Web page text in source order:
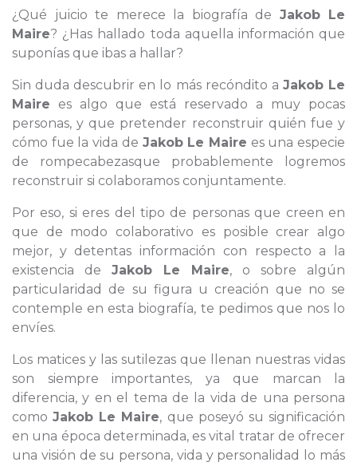
¿Qué juicio te merece la biografía de Jakob Le
Maire? ¿Has hallado toda aquella información que
suponías que ibas a hallar?
Sin duda descubrir en lo más recóndito a Jakob Le
Maire es algo que está reservado a muy pocas
personas, y que pretender reconstruir quién fue y
cómo fue la vida de Jakob Le Maire es una especie
de rompecabezasque probablemente logremos
reconstruir si colaboramos conjuntamente.
Por eso, si eres del tipo de personas que creen en
que de modo colaborativo es posible crear algo
mejor, y detentas información con respecto a la
existencia de Jakob Le Maire, o sobre algún
particularidad de su figura u creación que no se
contemple en esta biografía, te pedimos que nos lo
envíes.
Los matices y las sutilezas que llenan nuestras vidas
son siempre importantes, ya que marcan la
diferencia, y en el tema de la vida de una persona
comoJakob Le Maire, que poseyó su significación
en una época determinada, es vital tratar de ofrecer
una visión de su persona, vida y personalidad lo más